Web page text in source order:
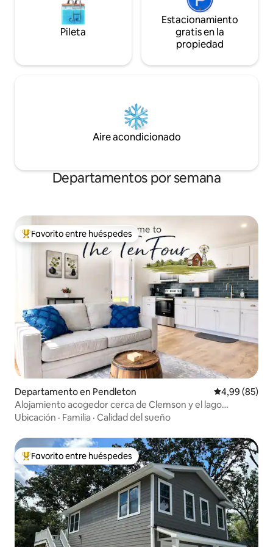
Pileta
Estacionamiento
gratis en la
propiedad
Aire acondicionado
Departamentos por semana
Favorito entre los huéspedes más destacados
Favorito entre huéspedes
Departamento en Pendleton Calificación
4,99 (85)
Alojamiento acogedor cerca de Clemson y el lago
Hartwell
Ubicación · Familia · Calidad del sueño
Favorito entre los huéspedes más destacados
Favorito entre huéspedes